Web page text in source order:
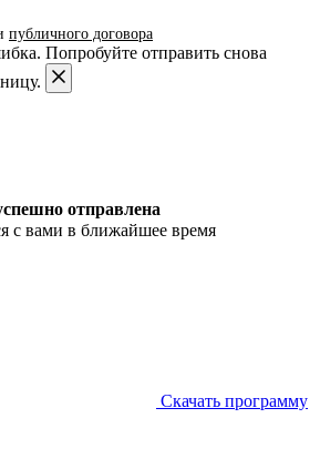
публичного договора
Попробуйте отправить снова
отправлена
с вами в ближайшее время
Скачать программу